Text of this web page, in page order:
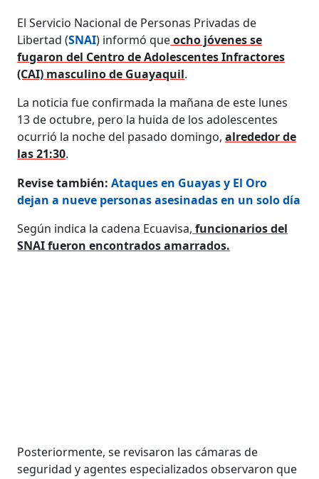
El Servicio Nacional de Personas Privadas de
Libertad (SNAI) informó queocho jóvenes se
fugaron del Centro de Adolescentes Infractores
(CAI) masculino de Guayaquil.
La noticia fue confirmada la mañana de este lunes
13 de octubre, pero la huida de los adolescentes
ocurrió la noche del pasado domingo,alrededor de
las 21:30.
Revise también:Ataques en Guayas y El Oro
dejan a nueve personas asesinadas en un solo día
Según indica la cadena Ecuavisa, funcionarios del
SNAI fueron encontrados amarrados.
Posteriormente, se revisaron las cámaras de
seguridad y agentes especializados observaron que